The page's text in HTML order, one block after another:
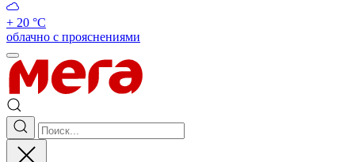
+ 20 °С
облачно с прояснениями